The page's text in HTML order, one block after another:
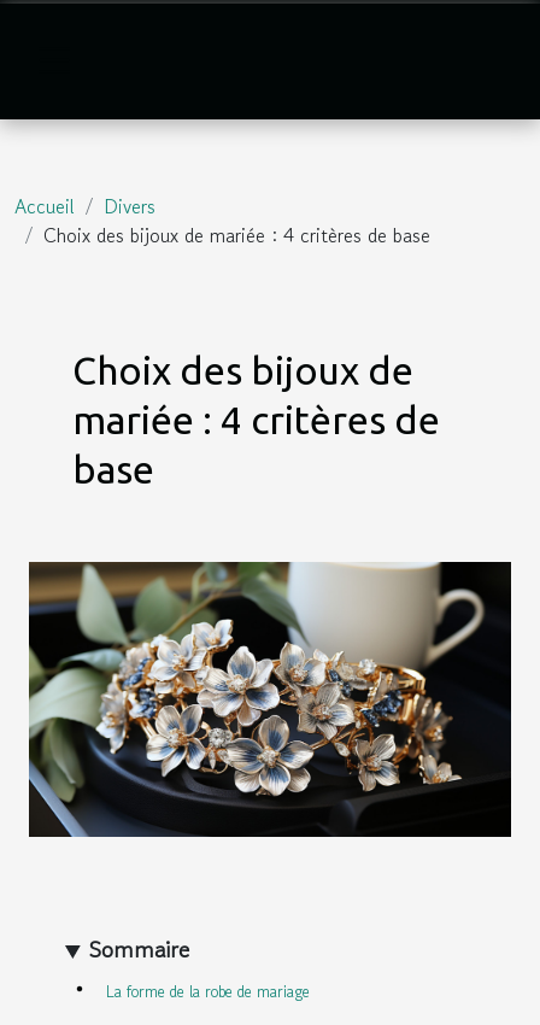
Accueil
Divers
Choix des bijoux de mariée : 4 critères de base
Choix des bijoux de
mariée : 4 critères de
base
Sommaire
La forme de la robe de mariage